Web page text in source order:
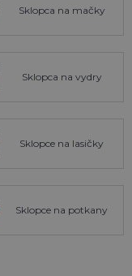
Sklopca na mačky
Sklopca na vydry
Sklopce na lasičky
Sklopce na potkany